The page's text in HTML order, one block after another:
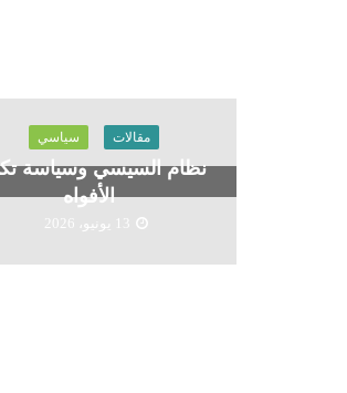
مقالات سياسي
نظام السيسي وسياسة
الأفواه
13 يونيو، 2026